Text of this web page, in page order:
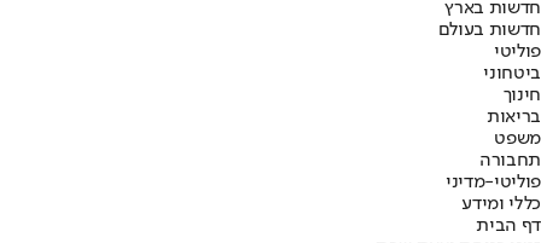
חדשות בארץ
חדשות בעולם
פוליטי
ביטחוני
חינוך
בריאות
משפט
תחבורה
פוליטי-מדיני
כללי ומידע
דף הבית